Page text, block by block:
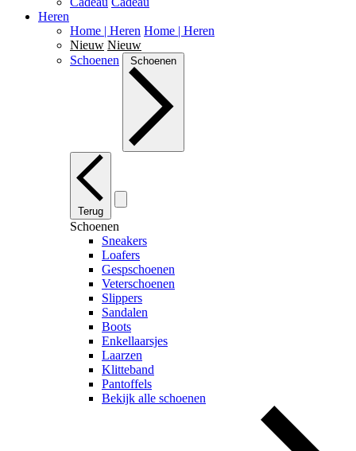
Heren
Home | Heren Home | Heren
Nieuw Nieuw
Schoenen
Schoenen
Terug
Schoenen
Sneakers
Loafers
Gespschoenen
Veterschoenen
Slippers
Sandalen
Boots
Enkellaarsjes
Laarzen
Klitteband
Pantoffels
Bekijk alle schoenen